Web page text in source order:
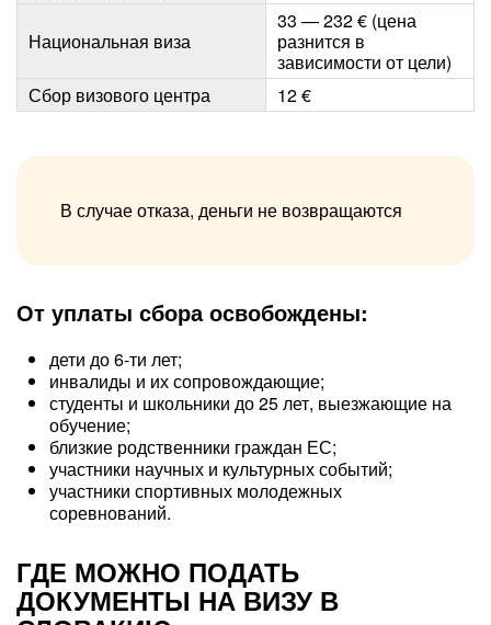
Национальная виза
33 — 232 € (цена
разнится в
зависимости от цели)
Сбор визового центра
12 €
В случае отказа, деньги не возвращаются
От уплаты сбора освобождены:
дети до 6-ти лет;
инвалиды и их сопровождающие;
студенты и школьники до 25 лет, выезжающие на
обучение;
близкие родственники граждан ЕС;
участники научных и культурных событий;
участники спортивных молодежных
соревнований.
ГДЕ МОЖНО ПОДАТЬ
ДОКУМЕНТЫ НА ВИЗУ В